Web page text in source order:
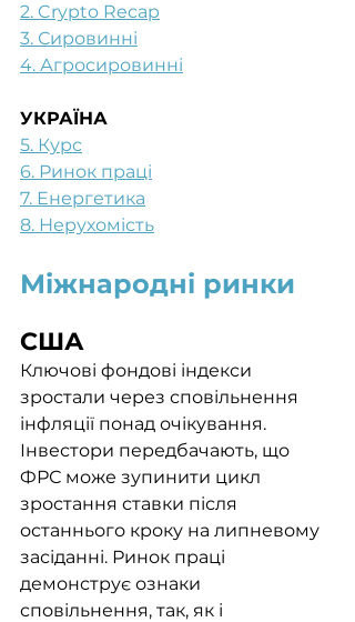
2. Crypto Recap
3. Сировинні
4. Агросировинні
УКРАЇНА
5. Курс
6. Ринок праці
7. Енергетика
8. Нерухомість
Міжнародні ринки
США
Ключові фондові індекси
зростали через сповільнення
інфляції понад очікування.
Інвестори передбачають, що
ФРС може зупинити цикл
зростання ставки після
останнього кроку на липневому
засіданні. Ринок праці
демонструє ознаки
сповільнення, так, як і